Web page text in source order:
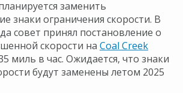
заменить
знаки ограничения скорости. В
совет принял постановление о
скорости на Coal Creek
миль в час. Ожидается, что знаки
будут заменены летом 2025